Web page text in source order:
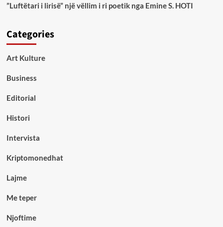
”Luftëtari i lirisë” një vëllim i ri poetik nga Emine S. HOTI
Categories
Art Kulture
Business
Editorial
Histori
Intervista
Kriptomonedhat
Lajme
Me teper
Njoftime